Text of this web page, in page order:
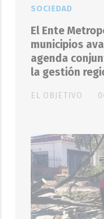
El Ente
municipios
agenda
la gestión
EL OBJETIVO
SOCIEDAD